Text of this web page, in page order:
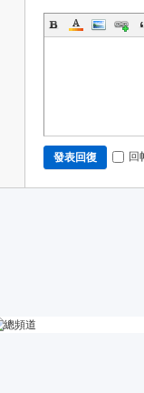
發表回復 回